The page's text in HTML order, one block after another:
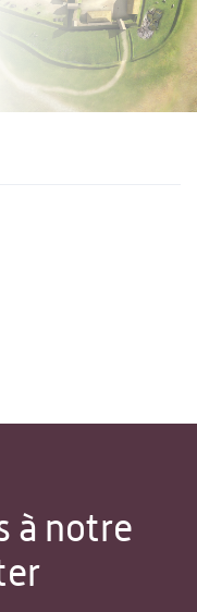
à notre